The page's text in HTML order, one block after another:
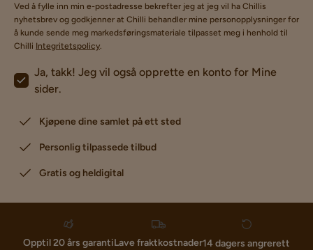
Ved å fylle inn min e-postadresse bekrefter jeg at jeg vil ha Chillis
nyhetsbrev og godkjenner at Chilli behandler mine personopplysninger for
å kunde sende meg markedsføringsmateriale tilpasset meg i henhold til
Chilli Integritetspolicy.
Ja, takk! Jeg vil også opprette en konto for Mine
sider.
Kjøpene dine samlet på ett sted
Personlig tilpassede tilbud
Gratis og heldigital
Opptil 20 års garantiLave fraktkostnader14 dagers angrerett